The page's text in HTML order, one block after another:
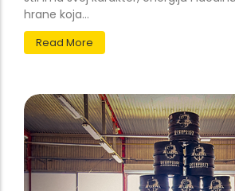
hrane koja...
Read More